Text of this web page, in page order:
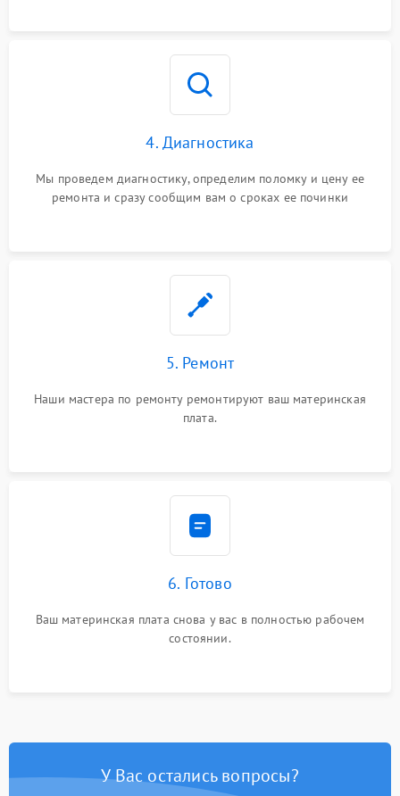
4. Диагностика
Мы проведем диагностику, определим поломку и цену ее
ремонта и сразу сообщим вам о сроках ее починки
5. Ремонт
Наши мастера по ремонту ремонтируют ваш материнская
плата.
6. Готово
Ваш материнская плата снова у вас в полностью рабочем
состоянии.
У Вас остались вопросы?